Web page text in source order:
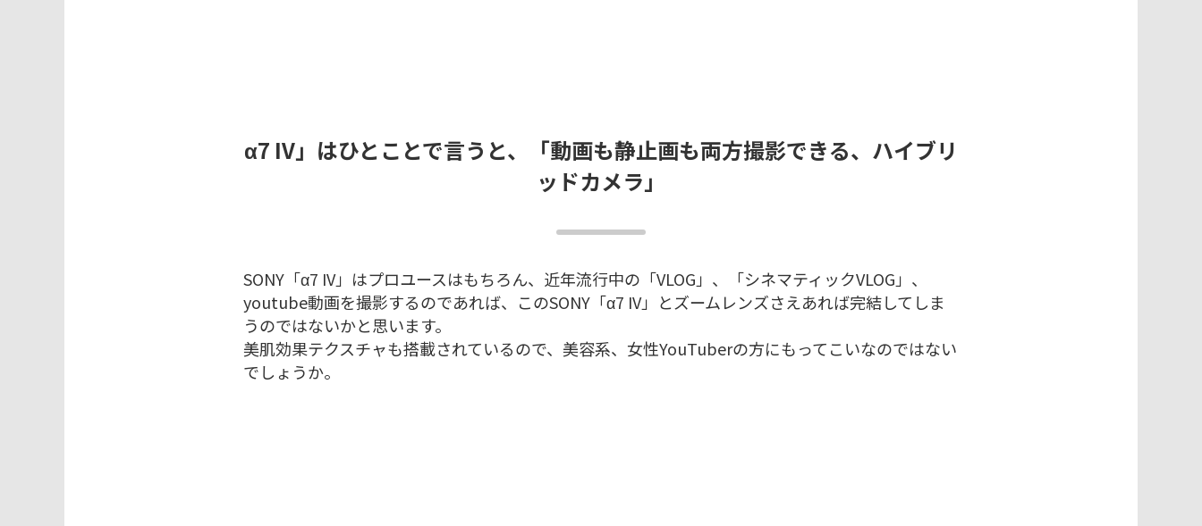
α7 IV」はひとことで言うと、「動画も静止画も両方撮影できる、ハイブリ
ッドカメラ」
SONY「α7 IV」はプロユースはもちろん、近年流行中の「VLOG」、「シネマティックVLOG」、
youtube動画を撮影するのであれば、このSONY「α7 IV」とズームレンズさえあれば完結してしま
うのではないかと思います。
美肌効果テクスチャも搭載されているので、美容系、女性YouTuberの方にもってこいなのではない
でしょうか。